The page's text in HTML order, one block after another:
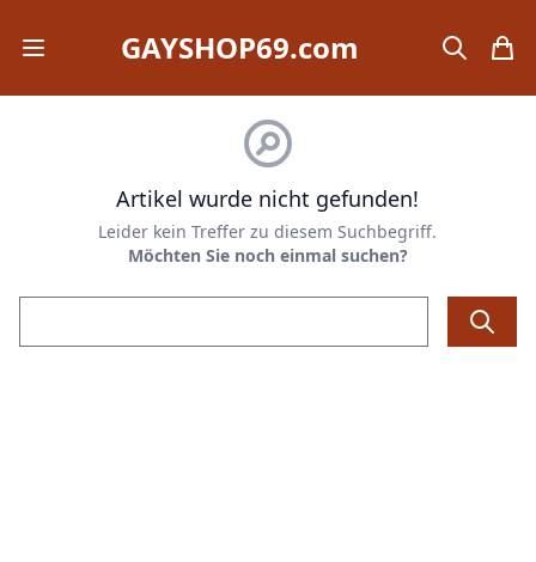
Open mobile menuGAYSHOP69.com search
Artikel wurde nicht gefunden!
Leider kein Treffer zu diesem Suchbegriff.
Möchten Sie noch einmal suchen?